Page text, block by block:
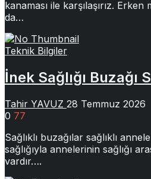
kanaması ile karşılaşırız.
da…
Teknik Bilgiler
İnek Sağlığı Buzağı
Tahir YAVUZ 28 Temmuz 2026
0 77
Sağlıklı buzağılar sağlıklı
sağlığıyla annelerinin sağlığı
vardır….